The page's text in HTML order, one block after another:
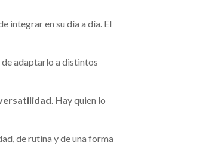
integrar en su día a día. El
adaptarlo a distintos
. Hay quien lo
de rutina y de una forma